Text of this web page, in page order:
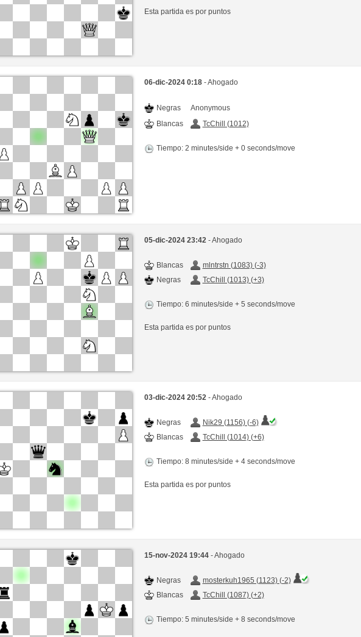
Esta partida es por puntos
06-dic-2024 0:18 - Ahogado
Negras
Anonymous
Blancas
TcChill (1012)
Tiempo: 2 minutes/side + 0 seconds/move
05-dic-2024 23:42 - Ahogado
Blancas
mlntrstn (1083) (-3)
Negras
TcChill (1013) (+3)
Tiempo: 6 minutes/side + 5 seconds/move
Esta partida es por puntos
03-dic-2024 20:52 - Ahogado
Negras
Nik29 (1156) (-6)
Blancas
TcChill (1014) (+6)
Tiempo: 8 minutes/side + 4 seconds/move
Esta partida es por puntos
15-nov-2024 19:44 - Ahogado
Negras
mosterkuh1965 (1123) (-2)
Blancas
TcChill (1087) (+2)
Tiempo: 5 minutes/side + 8 seconds/move